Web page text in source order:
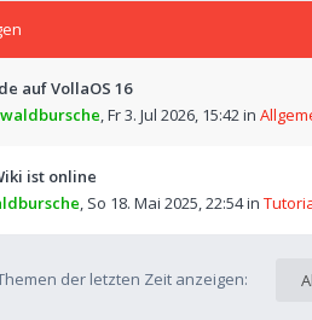
auf VollaOS 16
waldbursche,Fr 3. Jul 2026, 15:42in
ist online
, So 18. Mai 2025, 22:54in
der letzten Zeit anzeigen: